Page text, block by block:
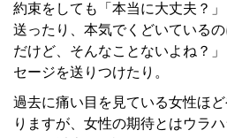
約束をしても「本当に大丈夫？
送ったり、本気でくどいている
だけど、そんなことないよね？
セージを送りつけたり。
過去に痛い目を見ている女性ほ
りますが、女性の期待とはウラ